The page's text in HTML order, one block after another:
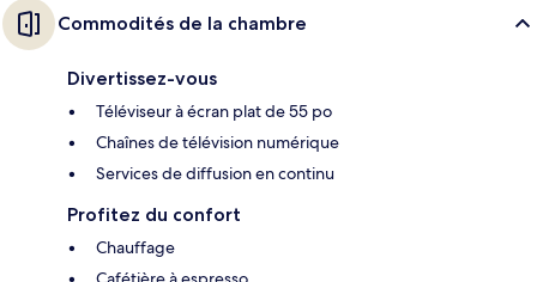
Commodités de la chambre
Divertissez-vous
Téléviseur à écran plat de 55 po
Chaînes de télévision numérique
Services de diffusion en continu
Profitez du confort
Chauffage